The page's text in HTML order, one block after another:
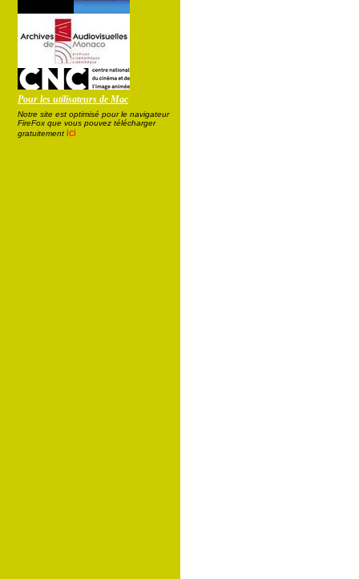
Pour les utilisateurs de Mac
Notre site est optimisé pour le navigateur
FireFox que vous pouvez télécharger
gratuitement ici